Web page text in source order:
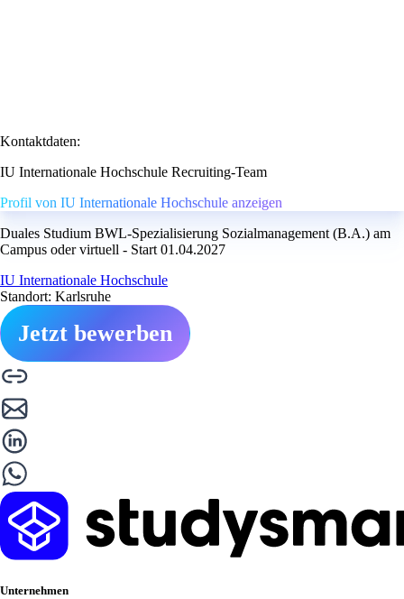
Kontaktdaten:
IU Internationale Hochschule Recruiting-Team
Profil von IU Internationale Hochschule anzeigen
Duales Studium BWL-Spezialisierung Sozialmanagement (B.A.) am
Campus oder virtuell - Start 01.04.2027
IU Internationale Hochschule
Standort: Karlsruhe
Jetzt bewerben
Unternehmen